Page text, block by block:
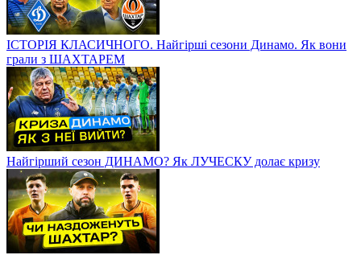
ІСТОРІЯ КЛАСИЧНОГО. Найгірші сезони Динамо. Як вони
грали з ШАХТАРЕМ
Найгірший сезон ДИНАМО? Як ЛУЧЕСКУ долає кризу